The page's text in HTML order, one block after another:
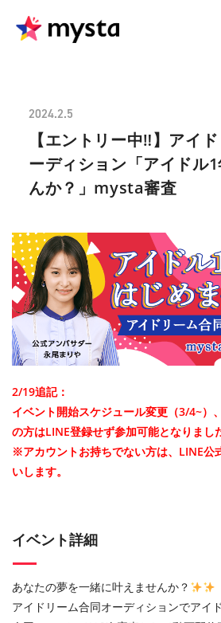
2024.2.5
【エントリー中‼︎】アイ
ーディション「アイドル
んか？」mysta審査
2/19追記：
イベント開始スケジュール変更（3/4~）
の方はLINE登録せず参加可能となりまし
※アカウントお持ちでない方は、LINE公
いします。
イベント詳細
あなたの夢を一緒に叶えませんか？
アイドリーム合同オーディションでアイ